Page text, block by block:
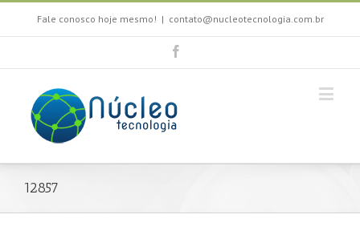
Fale conosco hoje mesmo! | contato@nucleotecnologia.com.br
12857